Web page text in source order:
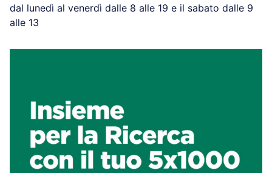
dal lunedì al venerdì dalle 8 alle 19 e il sabato dalle 9
alle 13